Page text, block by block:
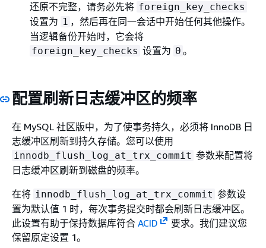
还原不完整，请务必先将 foreign_key_checks
设置为 1 ，然后再在同一会话中开始任何其他操作。
当逻辑备份开始时，它会将
foreign_key_checks 设置为 0 。
配置刷新日志缓冲区的频率
在 MySQL 社区版中，为了使事务持久，必须将 InnoDB 日
志缓冲区刷新到持久存储。您可以使用
innodb_flush_log_at_trx_commit 参数来配置将
日志缓冲区刷新到磁盘的频率。
在将 innodb_flush_log_at_trx_commit 参数设
置为默认值 1 时，每次事务提交时都会刷新日志缓冲区。
此设置有助于保持数据库符合 ACID
要求。我们建议您
保留原定设置 1。